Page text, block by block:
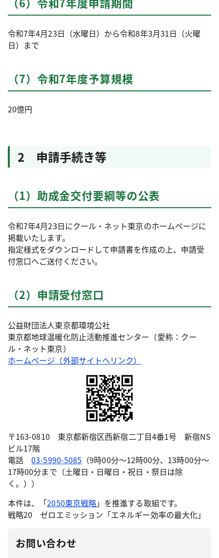
令和7年4月23日（水曜日）から令和8年3月31日（火曜
日）まで
（7）令和7年度予算規模
20億円
2 申請手続き等
（1）助成金交付要綱等の公表
令和7年4月23日にクール・ネット東京のホームページに
掲載いたします。
指定様式をダウンロードして申請書を作成の上、申請受
付窓口へご送付ください。
（2）申請受付窓口
公益財団法人東京都環境公社
東京都地球温暖化防止活動推進センター（愛称：クー
ル・ネット東京）
ホームページ（外部サイトへリンク）
〒163-0810 東京都新宿区西新宿二丁目4番1号 新宿NS
ビル17階
電話03-5990-5085 （9時00分～12時00分、13時00分～
17時00分まで（土曜日・日曜日・祝日・祭日は除
く。））
本件は、「2050東京戦略」を推進する取組です。
戦略20 ゼロエミッション「エネルギー効率の最大化」
お問い合わせ